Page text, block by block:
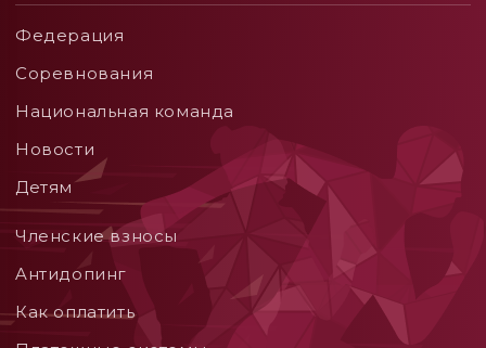
Федерация
Соревнования
Национальная команда
Новости
Детям
Членские взносы
Aнтидопинг
Как оплатить